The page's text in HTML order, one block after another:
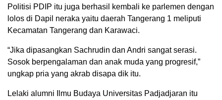
Politisi PDIP itu juga berhasil kembali ke parlemen dengan
lolos di Dapil neraka yaitu daerah Tangerang 1 meliputi
Kecamatan Tangerang dan Karawaci.
“Jika dipasangkan Sachrudin dan Andri sangat serasi.
Sosok berpengalaman dan anak muda yang progresif,”
ungkap pria yang akrab disapa dik itu.
Lelaki alumni Ilmu Budaya Universitas Padjadjaran itu